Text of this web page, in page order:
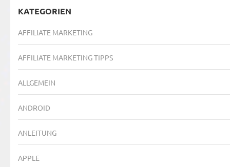
KATEGORIEN
AFFILIATE MARKETING
AFFILIATE MARKETING TIPPS
ALLGEMEIN
ANDROID
ANLEITUNG
APPLE